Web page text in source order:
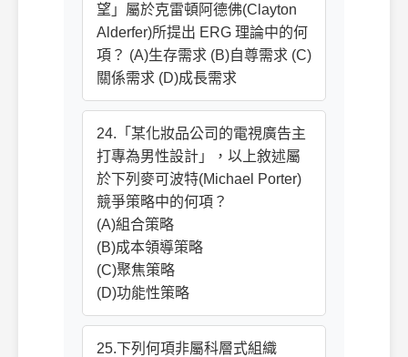
望」屬於克雷頓阿德佛(Clayton
Alderfer)所提出 ERG 理論中的何
項？ (A)生存需求 (B)自尊需求 (C)
關係需求 (D)成長需求
24.「某化妝品公司的電視廣告主
打專為男性設計」，以上敘述屬
於下列麥可波特(Michael Porter)
競爭策略中的何項？
(A)組合策略
(B)成本領導策略
(C)聚焦策略
(D)功能性策略
25.下列何項非屬科層式組織